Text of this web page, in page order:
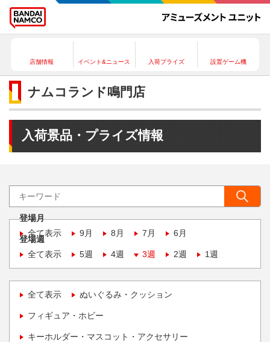
店舗情報 イベント&ニュース 入荷プライズ 設置ゲーム機
ナムコランド鳴門店
入荷景品・プライズ情報
登場月
全て表示
9月 8月 7月 6月
登場週
全て表示
5週 4週 3週 2週 1週
全て表示 ぬいぐるみ・クッション
フィギュア・ホビー
キーホルダー・マスコット・アクセサリー